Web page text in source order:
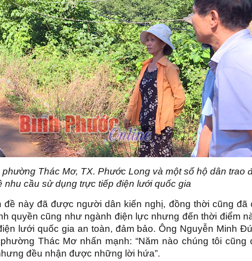
Thác Mơ, TX. Phước Long và một số hộ dân trao
nhu cầu sử dụng trực tiếp điện lưới quốc gia
này đã được người dân kiến nghị, đồng thời cũng đã
quyền cũng như ngành điện lực nhưng đến thời điểm
lưới quốc gia an toàn, đảm bảo. Ông Nguyễn Minh
Thác Mơ nhấn mạnh: “Năm nào chúng tôi cũng
đều nhận được những lời hứa”.